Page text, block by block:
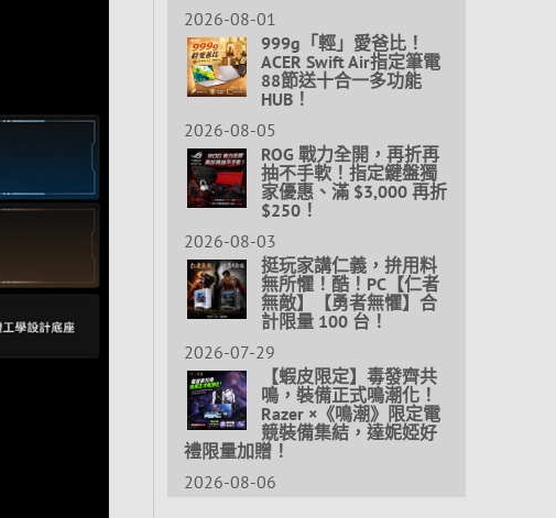
2026-08-01
999g「輕」愛爸比！
ACER Swift Air指定筆電
88節送十合一多功能
HUB！
2026-08-05
ROG 戰力全開，再折再
抽不手軟！指定鍵盤獨
家優惠、滿 $3,000 再折
$250！
2026-08-03
挺玩家講仁義，拚用料
無所懼！酷！PC【仁者
無敵】【勇者無懼】合
計限量 100 台！
2026-07-29
【蝦皮限定】毒發齊共
鳴，裝備正式鳴潮化！
Razer ×《鳴潮》限定電
競裝備集結，達妮婭好
禮限量加贈！
2026-08-06